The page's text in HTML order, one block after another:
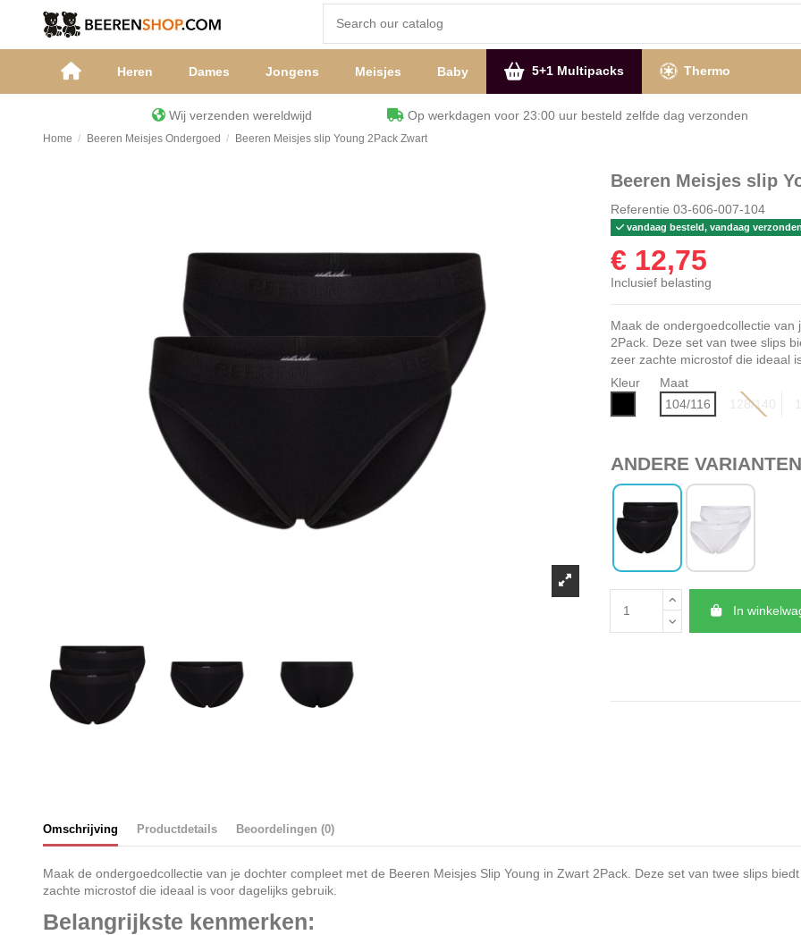
Heren Dames Jongens Meisjes Baby 5+1 Multipacks Thermo
Wij verzenden wereldwijd Op werkdagen voor 23:00 uur besteld zelfde dag
Home Beeren Meisjes Ondergoed Beeren Meisjes slip Young 2Pack Zwart
Beeren Meisjes slip
Referentie 03-606-007-104
vandaag besteld, vandaag verzonden
€ 12,75
Inclusief belasting
Maak de ondergoedcollectie
2Pack. Deze set van twee slips
zeer zachte microstof die ideaal
Kleur
Maat
104/116
128/140
ANDERE VARIANTEN
In
Omschrijving Productdetails Beoordelingen (0)
Maak de ondergoedcollectie van je dochter compleet met de Beeren Meisjes Slip Young in Zwart 2Pack. Deze set van twee slips
zachte microstof die ideaal is voor dagelijks gebruik.
Belangrijkste kenmerken: